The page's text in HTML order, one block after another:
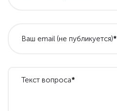
Ваш email (не публикуется)*
Текст вопроса*